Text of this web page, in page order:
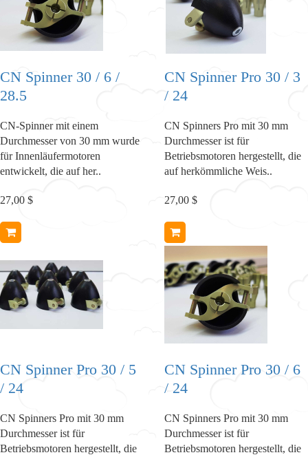
CN Spinner 30 / 6 /
28.5
CN-Spinner mit einem
Durchmesser von 30 mm wurde
für Innenläufermotoren
entwickelt, die auf her..
27,00 $
CN Spinner Pro 30 / 3
/ 24
CN Spinners Pro mit 30 mm
Durchmesser ist für
Betriebsmotoren hergestellt, die
auf herkömmliche Weis..
27,00 $
CN Spinner Pro 30 / 5
/ 24
CN Spinners Pro mit 30 mm
Durchmesser ist für
Betriebsmotoren hergestellt, die
CN Spinner Pro 30 / 6
/ 24
CN Spinners Pro mit 30 mm
Durchmesser ist für
Betriebsmotoren hergestellt, die